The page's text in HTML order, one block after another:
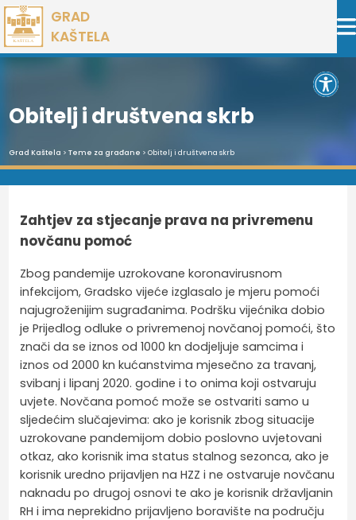
Preskoči
na
sadržaj
GRAD
KAŠTELA
Obitelj i društvena skrb
Grad Kaštela > Teme za građane > Obitelj i društvena skrb
Zahtjev za stjecanje prava na privremenu
novčanu pomoć
Zbog pandemije uzrokovane koronavirusnom
infekcijom, Gradsko vijeće izglasalo je mjeru pomoći
najugroženijim sugrađanima. Podršku vijećnika dobio
je Prijedlog odluke o privremenoj novčanoj pomoći, što
znači da se iznos od 1000 kn dodjeljuje samcima i
iznos od 2000 kn kućanstvima mjesečno za travanj,
svibanj i lipanj 2020. godine i to onima koji ostvaruju
uvjete. Novčana pomoć može se ostvariti samo u
sljedećim slučajevima: ako je korisnik zbog situacije
uzrokovane pandemijom dobio poslovno uvjetovani
otkaz, ako korisnik ima status stalnog sezonca, ako je
korisnik uredno prijavljen na HZZ i ne ostvaruje novčanu
naknadu po drugoj osnovi te ako je korisnik državljanin
RH i ima neprekidno prijavljeno boravište na području